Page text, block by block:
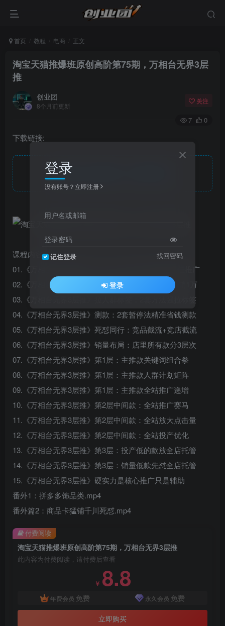
首页 教程 电商 正文
淘宝天猫推爆班原创高阶第75期，万相台无界3层
推
创业团
8个月前更新
关注
7 0
下载链接:
此处内容已隐藏，请付费后查看
课程内容：
01.《万相台无界3层推》推广方式太多如何匹配最佳推广
02.《万相台无界3层推》先解决销量：外销1千+内销1万
03.《万相台无界3层推》拉人群标签：2套方法强拉标签
04.《万相台无界3层推》测款：2套暂停法精准省钱测款
05.《万相台无界3层推》死怼同行：竞品截流+竞店截流
06.《万相台无界3层推》销量布局：店里所有款分3层次
07.《万相台无界3层推》第1层：主推款关键词组合拳
08.《万相台无界3层推》第1层：主推款人群计划矩阵
09.《万相台无界3层推》第1层：主推款全站推广递增
10.《万相台无界3层推》第2层中间款：全站推广赛马
11.《万相台无界3层推》第2层中间款：全站放大点击量
12.《万相台无界3层推》第2层中间款：全站投产优化
13.《万相台无界3层推》第3层：投产低的款放全店托管
14.《万相台无界3层推》第3层：销量低款先怼全店托管
15.《万相台无界3层推》硬实力是核心推广只是辅助
番外1：拼多多饰品类.mp4
番外篇2：商品卡猛铺千川死怼.mp4
淘宝天猫推爆班原创高阶第75期，万相台无界3层推
此内容为付费阅读，请付费后查看
￥ 8.8
年费会员 免费 永久会员 免费
立即购买
付费阅读
登录
没有账号？立即注册
用户名或邮箱
登录密码
记住登录 找回密码
登录